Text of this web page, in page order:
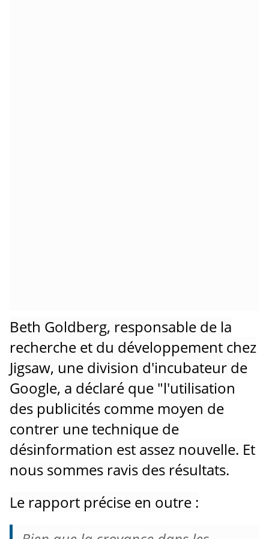
Beth Goldberg, responsable de la
recherche et du développement chez
Jigsaw, une division d'incubateur de
Google, a déclaré que "l'utilisation
des publicités comme moyen de
contrer une technique de
désinformation est assez nouvelle. Et
nous sommes ravis des résultats.
Le rapport précise en outre :